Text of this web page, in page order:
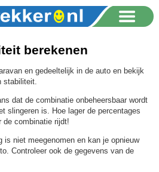
berekenen
en gedeeltelijk in de auto en bekijk
stabiliteit.
dat de combinatie onbeheersbaar wordt
slingeren is. Hoe lager de percentages
de combinatie rijdt!
is niet meegenomen en kan je opnieuw
Controleer ook de gegevens van de